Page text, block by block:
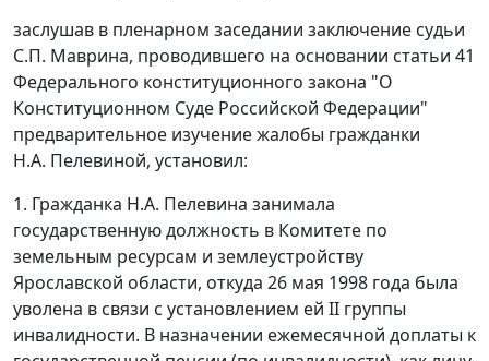
заслушав в пленарном заседании заключение судьи
С.П. Маврина, проводившего на основании статьи 41
Федерального конституционного закона "О
Конституционном Суде Российской Федерации"
предварительное изучение жалобы гражданки
Н.А. Пелевиной, установил:
1. Гражданка Н.А. Пелевина занимала
государственную должность в Комитете по
земельным ресурсам и землеустройству
Ярославской области, откуда 26 мая 1998 года была
уволена в связи с установлением ей II группы
инвалидности. В назначении ежемесячной доплаты к